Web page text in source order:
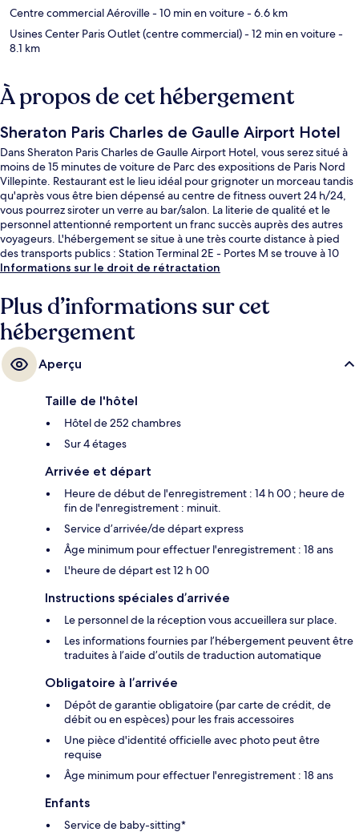
Centre commercial Aéroville- 10 min en voiture- 6.6 km
Usines Center Paris Outlet (centre commercial)- 12 min en voiture-
8.1 km
À propos de cet hébergement
Sheraton Paris Charles de Gaulle Airport Hotel
Dans Sheraton Paris Charles de Gaulle Airport Hotel, vous serez situé à
moins de 15 minutes de voiture de Parc des expositions de Paris Nord
Villepinte. Restaurant est le lieu idéal pour grignoter un morceau tandis
qu'après vous être bien dépensé au centre de fitness ouvert 24 h/24,
vous pourrez siroter un verre au bar/salon. La literie de qualité et le
personnel attentionné remportent un franc succès auprès des autres
voyageurs. L'hébergement se situe à une très courte distance à pied
des transports publics : Station Terminal 2E - Portes M se trouve à 10
min et Station Terminal 2E - Portes K, à 10 min.
Informations sur le droit de rétractation
Plus d’informations sur cet
hébergement
Aperçu
Taille de l'hôtel
Hôtel de 252 chambres
Sur 4 étages
Arrivée et départ
Heure de début de l'enregistrement : 14 h 00 ; heure de
fin de l'enregistrement : minuit.
Service d’arrivée/de départ express
Âge minimum pour effectuer l'enregistrement : 18 ans
L'heure de départ est 12 h 00
Instructions spéciales d’arrivée
Le personnel de la réception vous accueillera sur place.
Les informations fournies par l’hébergement peuvent être
traduites à l’aide d’outils de traduction automatique
Obligatoire à l’arrivée
Dépôt de garantie obligatoire (par carte de crédit, de
débit ou en espèces) pour les frais accessoires
Une pièce d'identité officielle avec photo peut être
requise
Âge minimum pour effectuer l'enregistrement : 18 ans
Enfants
Service de baby-sitting*